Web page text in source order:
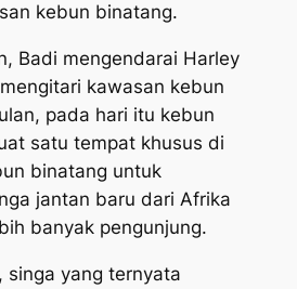
kebun binatang.
Badi mengendarai Harley
kawasan kebun
pada hari itu kebun
satu tempat khusus di
binatang untuk
jantan baru dari Afrika
banyak pengunjung.
singa yang ternyata